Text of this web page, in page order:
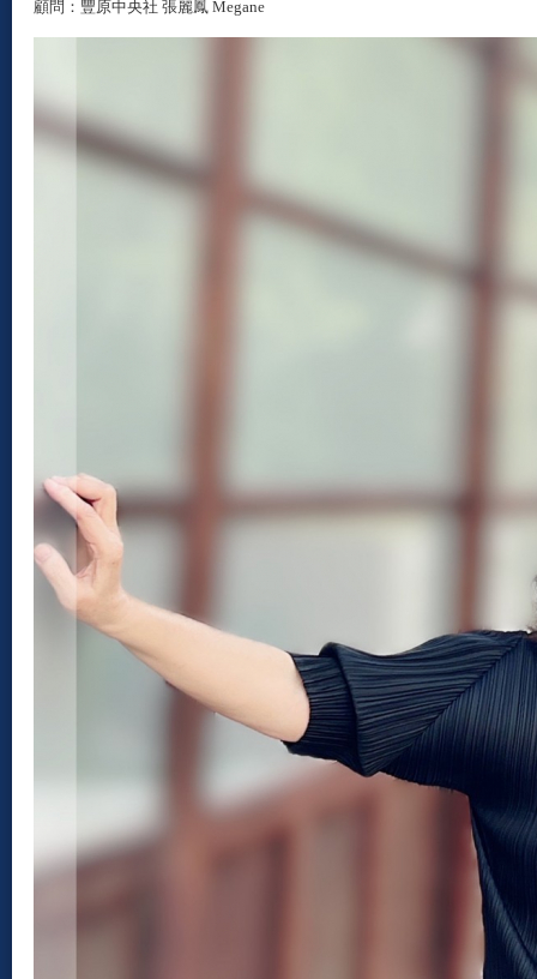
顧問：豐原中央社 張麗鳳 Megane